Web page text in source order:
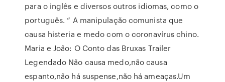
para o inglês e diversos outros idiomas, como o
português. “ A manipulação comunista que
causa histeria e medo com o coronavírus chino.
Maria e João: O Conto das Bruxas Trailer
Legendado Não causa medo,não causa
espanto,não há suspense,não há ameaças.Um